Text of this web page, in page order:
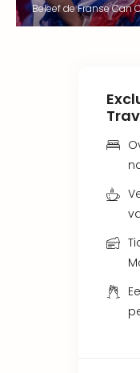
Beleef de Franse Can